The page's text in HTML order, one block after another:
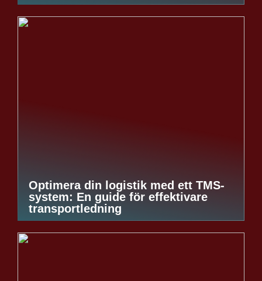
Optimera din logistik med ett TMS-
system: En guide för effektivare
transportledning